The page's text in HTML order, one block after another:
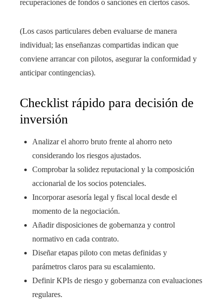
recuperaciones de fondos o sanciones en ciertos casos.
(Los casos particulares deben evaluarse de manera
individual; las enseñanzas compartidas indican que
conviene arrancar con pilotos, asegurar la conformidad y
anticipar contingencias).
Checklist rápido para decisión de
inversión
Analizar el ahorro bruto frente al ahorro neto
considerando los riesgos ajustados.
Comprobar la solidez reputacional y la composición
accionarial de los socios potenciales.
Incorporar asesoría legal y fiscal local desde el
momento de la negociación.
Añadir disposiciones de gobernanza y control
normativo en cada contrato.
Diseñar etapas piloto con metas definidas y
parámetros claros para su escalamiento.
Definir KPIs de riesgo y gobernanza con evaluaciones
regulares.